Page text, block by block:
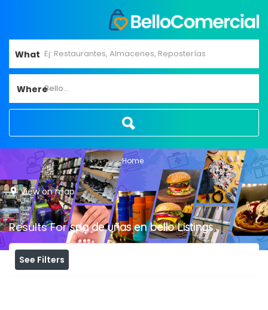
What
WhereBello...
Home
View on map
Results Forspa de uñas en bello Listings
See Filters